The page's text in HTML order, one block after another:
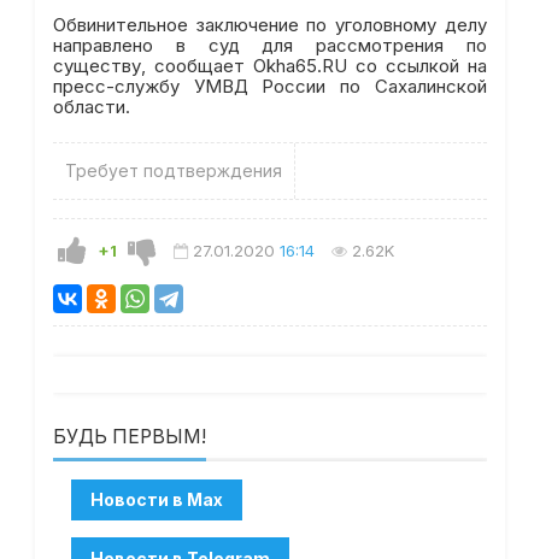
Обвинительное заключение по уголовному делу
направлено в суд для рассмотрения по
существу, сообщает Okha65.RU со ссылкой на
пресс-службу УМВД России по Сахалинской
области.
Требует подтверждения
+1 27.01.2020 16:14 2.62K
БУДЬ ПЕРВЫМ!